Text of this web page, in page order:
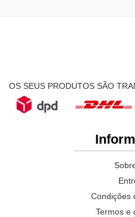
OS SEUS PRODUTOS SÃO
Condições
Termos e